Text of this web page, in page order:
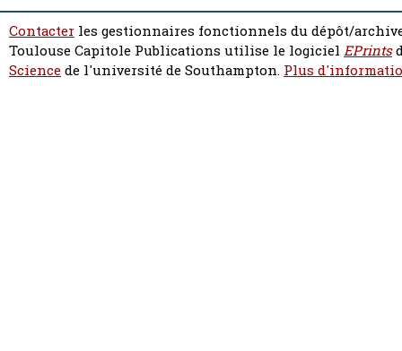
Contacter les gestionnaires fonctionnels du dépôt/
Toulouse Capitole Publications utilise le logiciel EPrints
Sciencede l'université de Southampton. Plus